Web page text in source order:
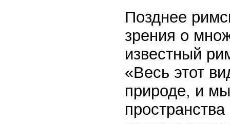
Позднее
зрения о
известный
«Весь этот
природе, и